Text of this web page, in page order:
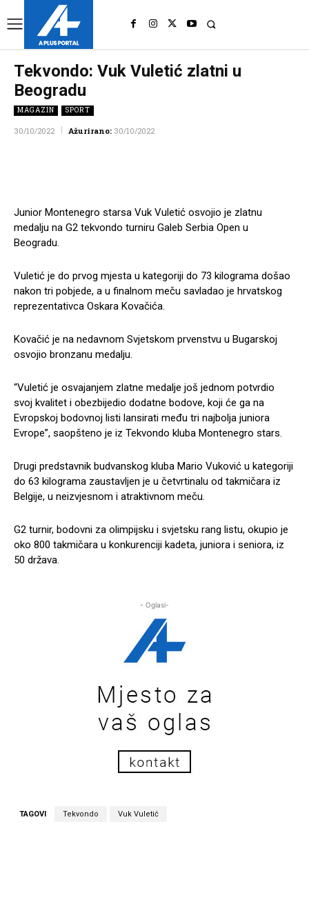
Tekvondo: Vuk Vuletić zlatni u
Beogradu
MAGAZIN SPORT
30/10/2022 Ažurirano: 30/10/2022
Junior Montenegro starsa Vuk Vuletić osvojio je zlatnu
medalju na G2 tekvondo turniru Galeb Serbia Open u
Beogradu.
Vuletić je do prvog mjesta u kategoriji do 73 kilograma došao
nakon tri pobjede, a u finalnom meču savladao je hrvatskog
reprezentativca Oskara Kovačića.
Kovačić je na nedavnom Svjetskom prvenstvu u Bugarskoj
osvojio bronzanu medalju.
“Vuletić je osvajanjem zlatne medalje još jednom potvrdio
svoj kvalitet i obezbijedio dodatne bodove, koji će ga na
Evropskoj bodovnoj listi lansirati među tri najbolja juniora
Evrope”, saopšteno je iz Tekvondo kluba Montenegro stars.
Drugi predstavnik budvanskog kluba Mario Vuković u kategoriji
do 63 kilograma zaustavljen je u četvrtinalu od takmičara iz
Belgije, u neizvjesnom i atraktivnom meču.
G2 turnir, bodovni za olimpijsku i svjetsku rang listu, okupio je
oko 800 takmičara u konkurenciji kadeta, juniora i seniora, iz
50 država.
- Oglasi-
TAGOVI Tekvondo Vuk Vuletić